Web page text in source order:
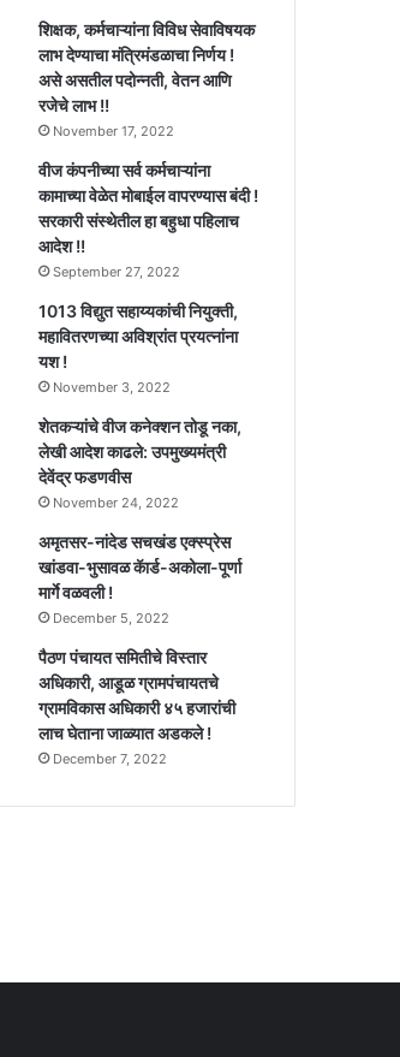
शिक्षक, कर्मचाऱ्यांना विविध सेवाविषयक
लाभ देण्याचा मंत्रिमंडळाचा निर्णय !
असे असतील पदोन्नती, वेतन आणि
रजेचे लाभ !!
November 17, 2022
वीज कंपनीच्या सर्व कर्मचाऱ्यांना
कामाच्या वेळेत मोबाईल वापरण्यास बंदी !
सरकारी संस्थेतील हा बहुधा पहिलाच
आदेश !!
September 27, 2022
1013 विद्युत सहाय्यकांची नियुक्ती,
महावितरणच्या अविश्रांत प्रयत्नांना
यश !
November 3, 2022
शेतकऱ्यांचे वीज कनेक्शन तोडू नका,
लेखी आदेश काढले: उपमुख्यमंत्री
देवेंद्र फडणवीस
November 24, 2022
अमृतसर-नांदेड सचखंड एक्स्प्रेस
खांडवा-भुसावळ कॅार्ड-अकोला-पूर्णा
मार्गे वळवली !
December 5, 2022
पैठण पंचायत समितीचे विस्तार
अधिकारी, आडूळ ग्रामपंचायतचे
ग्रामविकास अधिकारी ४५ हजारांची
लाच घेताना जाळ्यात अडकले !
December 7, 2022